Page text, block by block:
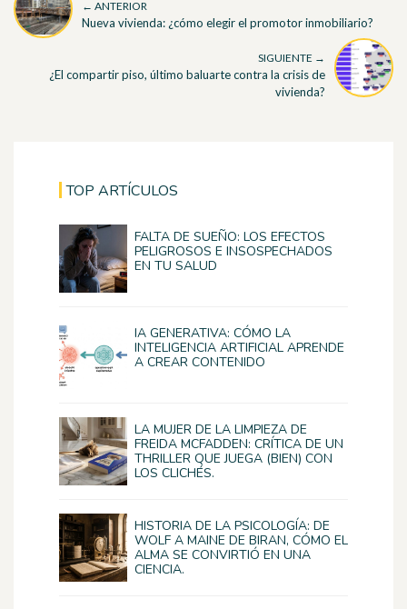
← ANTERIOR
Nueva vivienda: ¿cómo elegir el promotor inmobiliario?
SIGUIENTE →
¿El compartir piso, último baluarte contra la crisis de
vivienda?
TOP ARTÍCULOS
FALTA DE SUEÑO: LOS EFECTOS
PELIGROSOS E INSOSPECHADOS
EN TU SALUD
IA GENERATIVA: CÓMO LA
INTELIGENCIA ARTIFICIAL APRENDE
A CREAR CONTENIDO
LA MUJER DE LA LIMPIEZA DE
FREIDA MCFADDEN: CRÍTICA DE UN
THRILLER QUE JUEGA (BIEN) CON
LOS CLICHÉS.
HISTORIA DE LA PSICOLOGÍA: DE
WOLF A MAINE DE BIRAN, CÓMO EL
ALMA SE CONVIRTIÓ EN UNA
CIENCIA.